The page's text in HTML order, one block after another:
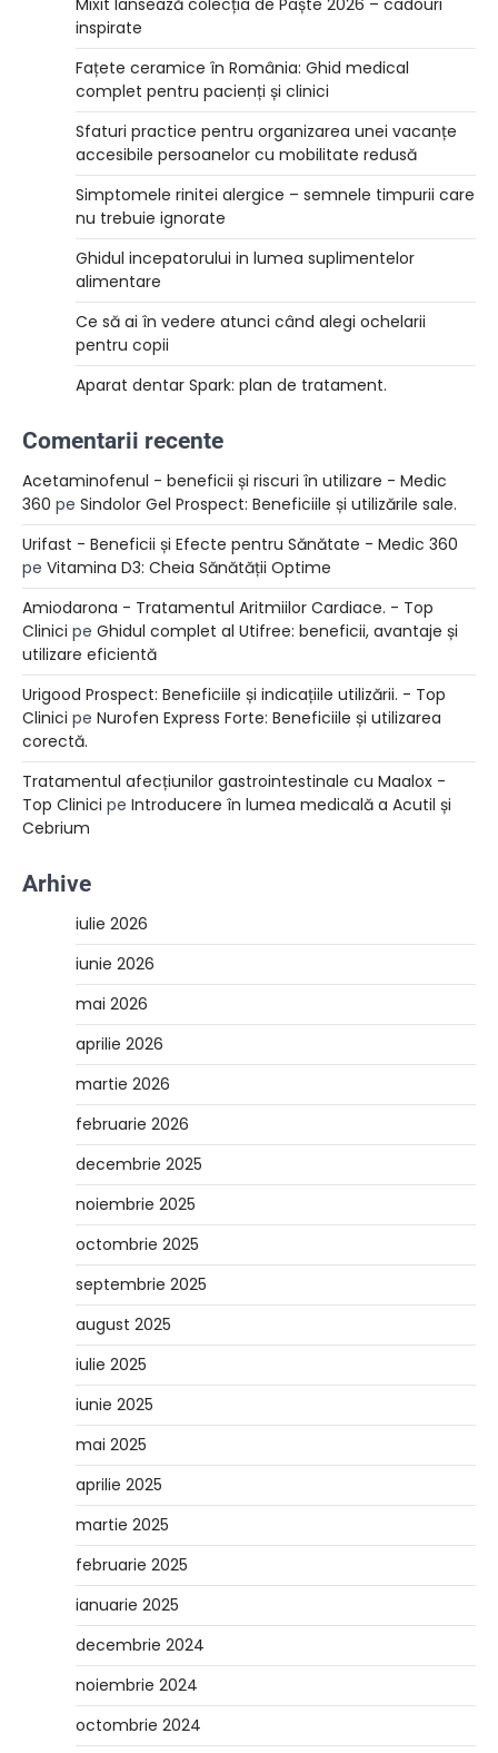
Mixit lansează colecția de Paște 2026 – cadouri
inspirate
Fațete ceramice în România: Ghid medical
complet pentru pacienți și clinici
Sfaturi practice pentru organizarea unei vacanțe
accesibile persoanelor cu mobilitate redusă
Simptomele rinitei alergice – semnele timpurii care
nu trebuie ignorate
Ghidul incepatorului in lumea suplimentelor
alimentare
Ce să ai în vedere atunci când alegi ochelarii
pentru copii
Aparat dentar Spark: plan de tratament.
Comentarii recente
Acetaminofenul - beneficii și riscuri în utilizare - Medic
360 pe Sindolor Gel Prospect: Beneficiile și utilizările sale.
Urifast - Beneficii și Efecte pentru Sănătate - Medic 360
pe Vitamina D3: Cheia Sănătății Optime
Amiodarona - Tratamentul Aritmiilor Cardiace. - Top
Clinici pe Ghidul complet al Utifree: beneficii, avantaje și
utilizare eficientă
Urigood Prospect: Beneficiile și indicațiile utilizării. - Top
Clinici pe Nurofen Express Forte: Beneficiile și utilizarea
corectă.
Tratamentul afecțiunilor gastrointestinale cu Maalox -
Top Clinici pe Introducere în lumea medicală a Acutil și
Cebrium
Arhive
iulie 2026
iunie 2026
mai 2026
aprilie 2026
martie 2026
februarie 2026
decembrie 2025
noiembrie 2025
octombrie 2025
septembrie 2025
august 2025
iulie 2025
iunie 2025
mai 2025
aprilie 2025
martie 2025
februarie 2025
ianuarie 2025
decembrie 2024
noiembrie 2024
octombrie 2024